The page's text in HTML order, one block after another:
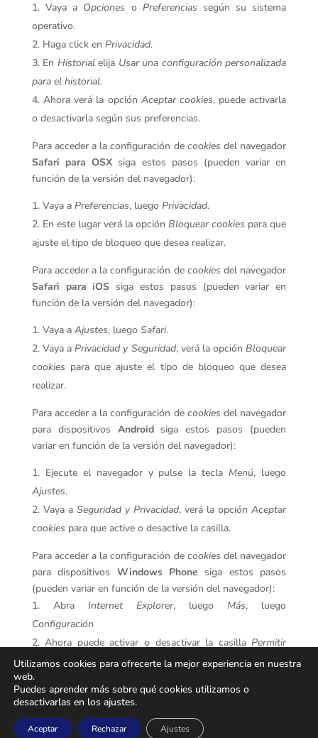
Vaya a Opciones o Preferencias según su sistema
operativo.
Haga click en Privacidad.
En Historialelija Usar una configuración personalizada
para el historial.
Ahora verá la opción Aceptar cookies, puede activarla
o desactivarla según sus preferencias.
Para acceder a la configuración de cookies del navegador
Safari para OSX siga estos pasos (pueden variar en
función de la versión del navegador):
Vaya a Preferencias, luego Privacidad.
En este lugar verá la opción Bloquear cookies para que
ajuste el tipo de bloqueo que desea realizar.
Para acceder a la configuración de cookies del navegador
Safari para iOS siga estos pasos (pueden variar en
función de la versión del navegador):
Vaya a Ajustes, luego Safari.
Vaya aPrivacidad y Seguridad, verá la opción Bloquear
cookies para que ajuste el tipo de bloqueo que desea
realizar.
Para acceder a la configuración de cookies del navegador
para dispositivos Androidsiga estos pasos (pueden
variar en función de la versión del navegador):
Ejecute el navegador y pulse la teclaMenú, luego
Ajustes.
Vaya a Seguridad y Privacidad, verá la opciónAceptar
cookies para que active o desactive la casilla.
Para acceder a la configuración de cookies del navegador
para dispositivos Windows Phone siga estos pasos
(pueden variar en función de la versión del navegador):
Abra Internet Explorer, luegoMás, luego
Configuración
Ahora puede activar o desactivar la casillaPermitir
cookies.
Utilizamos cookies para ofrecerte la mejor experiencia en nuestra
web.
Puedes aprender más sobre qué cookies utilizamos o
desactivarlas en los ajustes.
Aceptar Rechazar Ajustes